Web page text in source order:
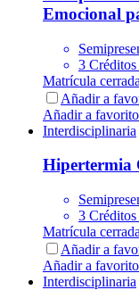
Emocional
3
Matrícula cerrada
Añadir a
Añadir a
Interdisciplinaria
Hipertermia
3
Matrícula cerrada
Añadir a
Añadir a
Interdisciplinaria